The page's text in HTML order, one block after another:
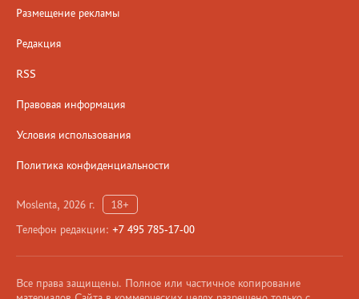
Размещение рекламы
Редакция
RSS
Правовая информация
Условия использования
Политика конфиденциальности
Moslenta, 2026 г.
18+
Телефон редакции: +7 495 785-17-00
Все права защищены. Полное или частичное копирование